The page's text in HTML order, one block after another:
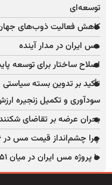
توسعه‌ای
کاهش فعالیت ذوب‌های
مس ایران در مدار آینده
اصلاح ساختار برای توسعه
تأکید بر تدوین بسته سیاستی
سودآوری و تکمیل زنجیره
بحران عرضه بر تقاضای
چرا چشم‌انداز قیمت مس در ۲۰۲۶ صعودی است
۱۰ پروژه مس ایران در میان ۵۱ پروژه توسعه‌ای مس جهان